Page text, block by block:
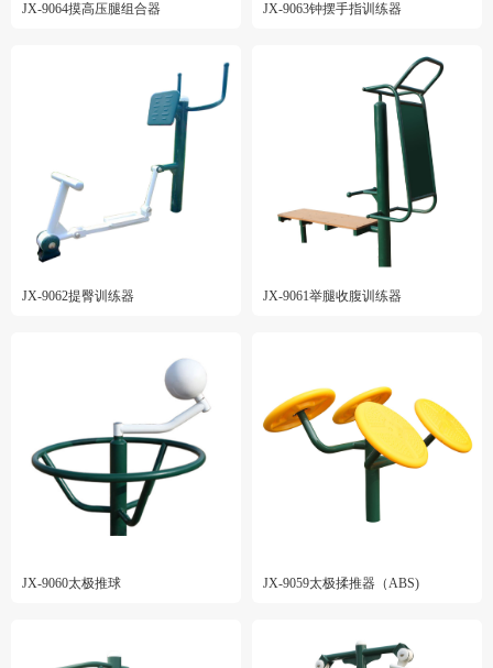
JX-9064摸高压腿组合器 JX-9063钟摆手指训练器
JX-9062提臀训练器 JX-9061举腿收腹训练器
JX-9060太极推球 JX-9059太极揉推器（ABS)